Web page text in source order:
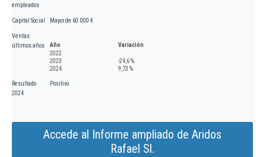
empleados
Capital Social Mayor de 60.000 €
Ventas
últimos años
Año
Variación
2022
2023
-24,6 %
2024
9,73 %
Resultado
2024
Positivo
Accede al Informe ampliado de Aridos
Rafael Sl.